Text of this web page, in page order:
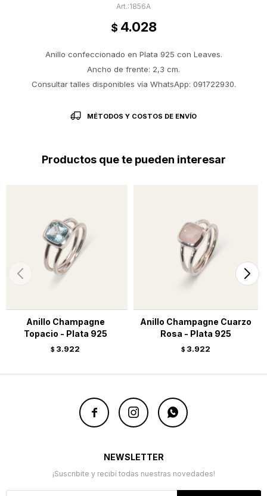
1856A
$ 4.028
Anillo confeccionado en Plata 925 con Leaves.
Ancho de frente: 2,3 cm.
Consultar talles disponibles vía WhatsApp: 091722930.
MÉTODOS Y COSTOS DE ENVÍO
Productos que te pueden interesar
Anillo Champagne
Topacio - Plata 925
$ 3.922
Anillo Champagne Cuarzo
Rosa - Plata 925
$ 3.922
  
NEWSLETTER
¡Suscribite y recibí todas nuestras novedades!